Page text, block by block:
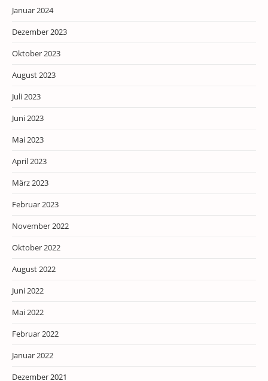
Januar 2024
Dezember 2023
Oktober 2023
August 2023
Juli 2023
Juni 2023
Mai 2023
April 2023
März 2023
Februar 2023
November 2022
Oktober 2022
August 2022
Juni 2022
Mai 2022
Februar 2022
Januar 2022
Dezember 2021